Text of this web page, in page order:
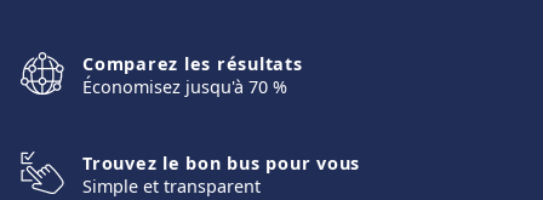
Comparez les résultats
Économisez jusqu'à 70 %
Trouvez le bon bus pour vous
Simple et transparent